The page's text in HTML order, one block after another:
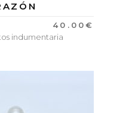
40.00€
indumentaria